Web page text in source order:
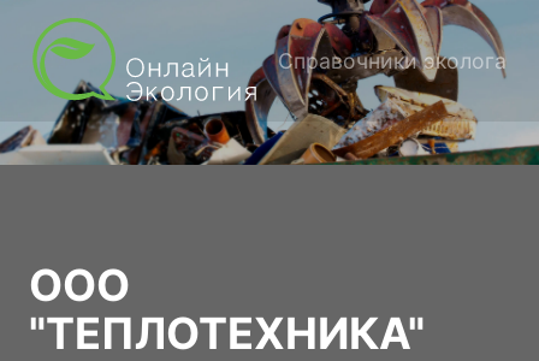
Справочники эколога
ООО
"ТЕПЛОТЕХНИКА"